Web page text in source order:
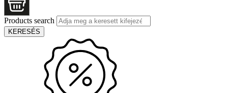
Products search
KERESÉS